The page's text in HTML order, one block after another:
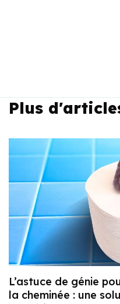
Plus
L’astuce de génie
la cheminée : une